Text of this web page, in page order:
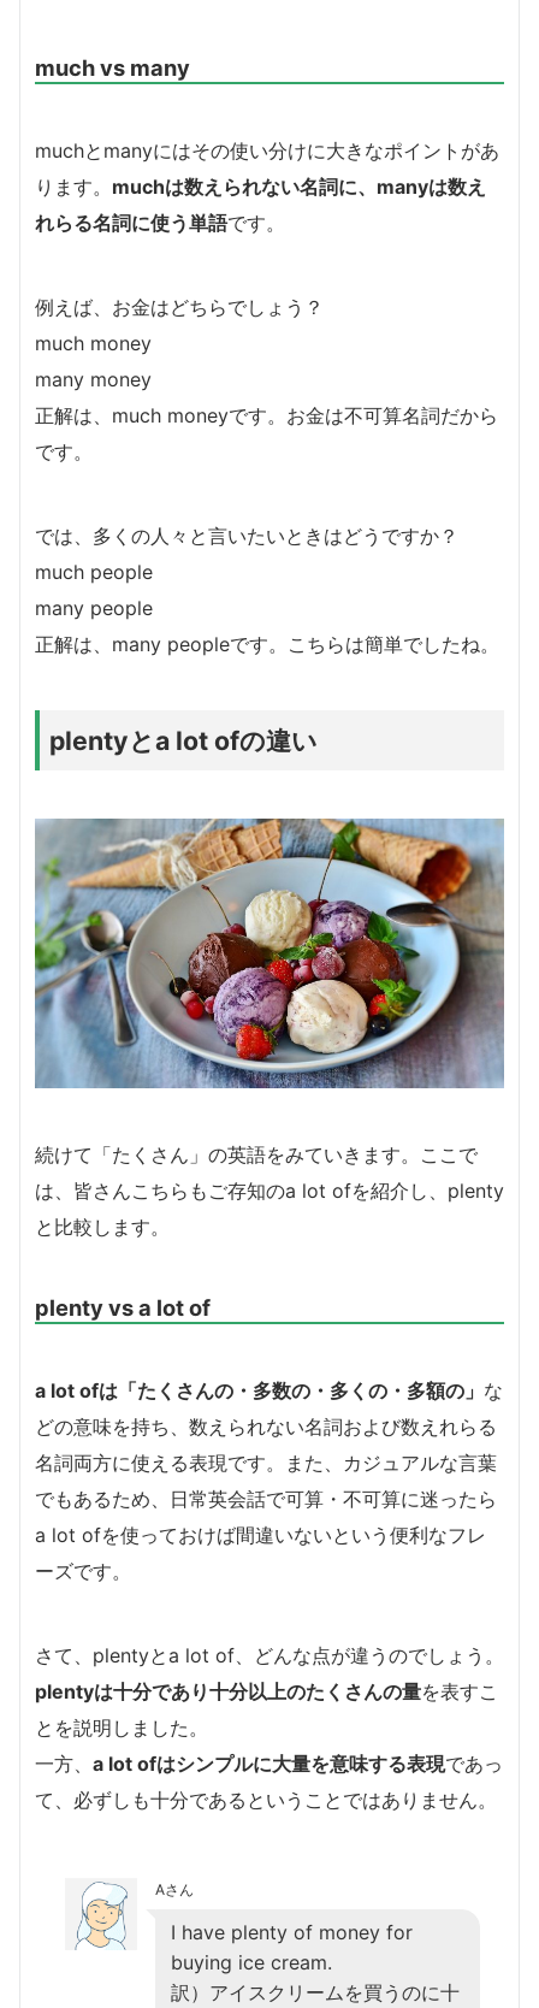
much vs many
muchとmanyにはその使い分けに大きなポイントがあ
ります。 muchは数えられない名詞に、manyは数え
れらる名詞に使う単語です。
例えば、お金はどちらでしょう？
much money
many money
正解は、much moneyです。お金は不可算名詞だから
です。
では、多くの人々と言いたいときはどうですか？
much people
many people
正解は、many peopleです。こちらは簡単でしたね。
plentyとa lot ofの違い
続けて「たくさん」の英語をみていきます。ここで
は、皆さんこちらもご存知のa lot ofを紹介し、plenty
と比較します。
plenty vs a lot of
a lot ofは「たくさんの・多数の・多くの・多額の」 な
どの意味を持ち、数えられない名詞および数えれらる
名詞両方に使える表現です。また、カジュアルな言葉
でもあるため、日常英会話で可算・不可算に迷ったら
a lot ofを使っておけば間違いないという便利なフレ
ーズです。
さて、plentyとa lot of、どんな点が違うのでしょう。
plentyは十分であり十分以上のたくさんの量を表すこ
とを説明しました。
一方、 a lot ofはシンプルに大量を意味する表現であっ
て、必ずしも十分であるということではありません。
Aさん
I have plenty of money for
buying ice cream.
訳）アイスクリームを買うのに十